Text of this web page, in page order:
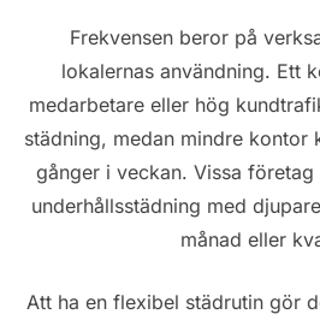
Frekvensen beror på
lokalernas användning. Ett
medarbetare eller hög
städning, medan mindre kontor
gånger i veckan. Vissa
underhållsstädning med
månad eller
Att ha en flexibel städrutin gör